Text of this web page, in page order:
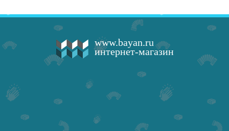
www.bayan.ru
интернет-магазин